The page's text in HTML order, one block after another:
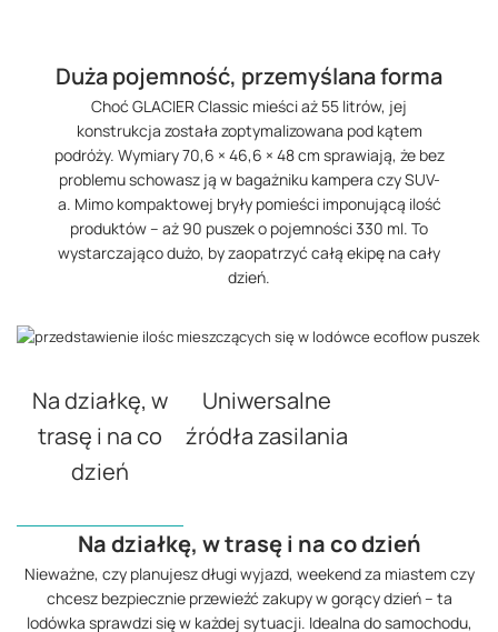
Duża pojemność, przemyślana forma
Choć GLACIER Classic mieści aż 55 litrów, jej
konstrukcja została zoptymalizowana pod kątem
podróży. Wymiary 70,6 × 46,6 × 48 cm sprawiają, że bez
problemu schowasz ją w bagażniku kampera czy SUV-
a. Mimo kompaktowej bryły pomieści imponującą ilość
produktów – aż 90 puszek o pojemności 330 ml. To
wystarczająco dużo, by zaopatrzyć całą ekipę na cały
dzień.
Na działkę, w
trasę i na co
dzień
Uniwersalne
źródła zasilania
Na działkę, w trasę i na co dzień
Nieważne, czy planujesz długi wyjazd, weekend za miastem czy
chcesz bezpiecznie przewieźć zakupy w gorący dzień – ta
lodówka sprawdzi się w każdej sytuacji. Idealna do samochodu,